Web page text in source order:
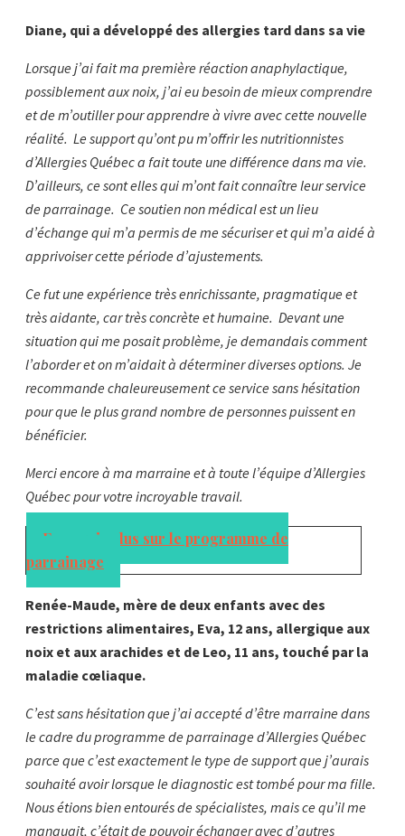
Diane, qui a développé des allergies tard dans sa vie
Lorsque j’ai fait ma première réaction anaphylactique,
possiblement aux noix, j’ai eu besoin de mieux comprendre
et de m’outiller pour apprendre à vivre avec cette nouvelle
réalité. Le support qu’ont pu m’offrir les nutritionnistes
d’Allergies Québec a fait toute une différence dans ma vie.
D’ailleurs, ce sont elles qui m’ont fait connaître leur service
de parrainage. Ce soutien non médical est un lieu
d’échange qui m’a permis de me sécuriser et qui m’a aidé à
apprivoiser cette période d’ajustements.
Ce fut une expérience très enrichissante, pragmatique et
très aidante, car très concrète et humaine. Devant une
situation qui me posait problème, je demandais comment
l’aborder et on m’aidait à déterminer diverses options. Je
recommande chaleureusement ce service sans hésitation
pour que le plus grand nombre de personnes puissent en
bénéficier.
Merci encore à ma marraine et à toute l’équipe d’Allergies
Québec pour votre incroyable travail.
En savoir plus sur le programme de
parrainage
Renée-Maude, mère de deux enfants avec des
restrictions alimentaires, Eva, 12 ans, allergique aux
noix et aux arachides et de Leo, 11 ans, touché par la
maladie cœliaque.
C’est sans hésitation que j’ai accepté d’être marraine dans
le cadre du programme de parrainage d’Allergies Québec
parce que c’est exactement le type de support que j’aurais
souhaité avoir lorsque le diagnostic est tombé pour ma fille.
Nous étions bien entourés de spécialistes, mais ce qu’il me
manquait, c’était de pouvoir échanger avec d’autres